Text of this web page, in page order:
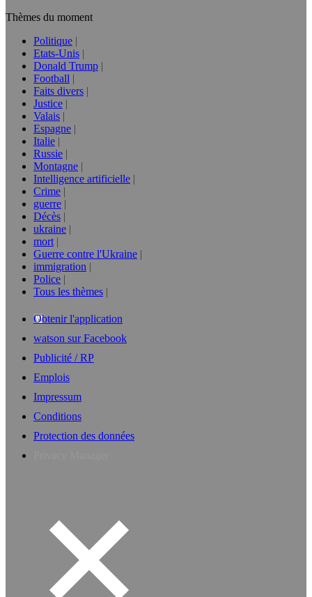
Thèmes du moment
Politique
Etats-Unis
Donald Trump
Football
Faits divers
Justice
Valais
Espagne
Italie
Russie
Montagne
Intelligence artificielle
Crime
guerre
Décès
ukraine
mort
Guerre contre l'Ukraine
immigration
Police
Tous les thèmes
Obtenir l'application
watson sur Facebook
Publicité / RP
Emplois
Impressum
Conditions
Protection des données